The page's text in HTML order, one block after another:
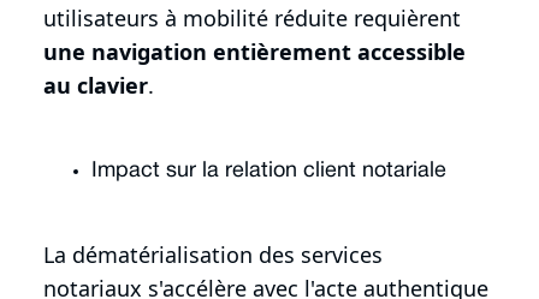
utilisateurs à mobilité réduite requièrent
une navigation entièrement accessible
au clavier.
Impact sur la relation client notariale
La dématérialisation des services
notariaux s'accélère avec l'acte authentique